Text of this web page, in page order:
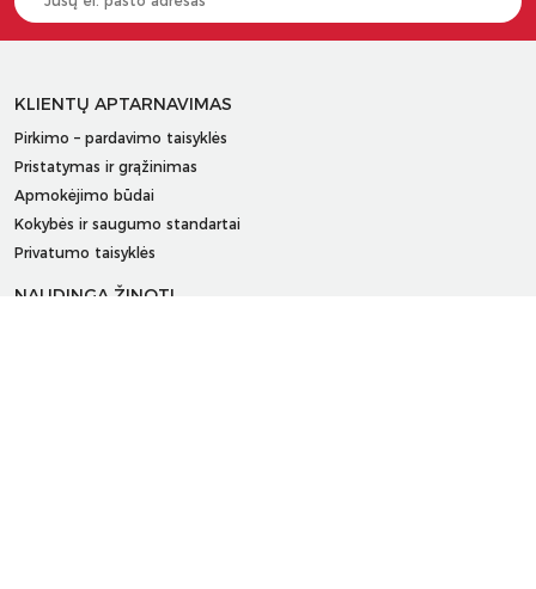
KLIENTŲ APTARNAVIMAS
Pirkimo – pardavimo taisyklės
Pristatymas ir grąžinimas
Apmokėjimo būdai
Kokybės ir saugumo standartai
Privatumo taisyklės
NAUDINGA ŽINOTI